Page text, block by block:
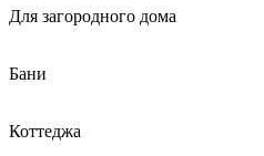
Для загородного дома
Бани
Коттеджа